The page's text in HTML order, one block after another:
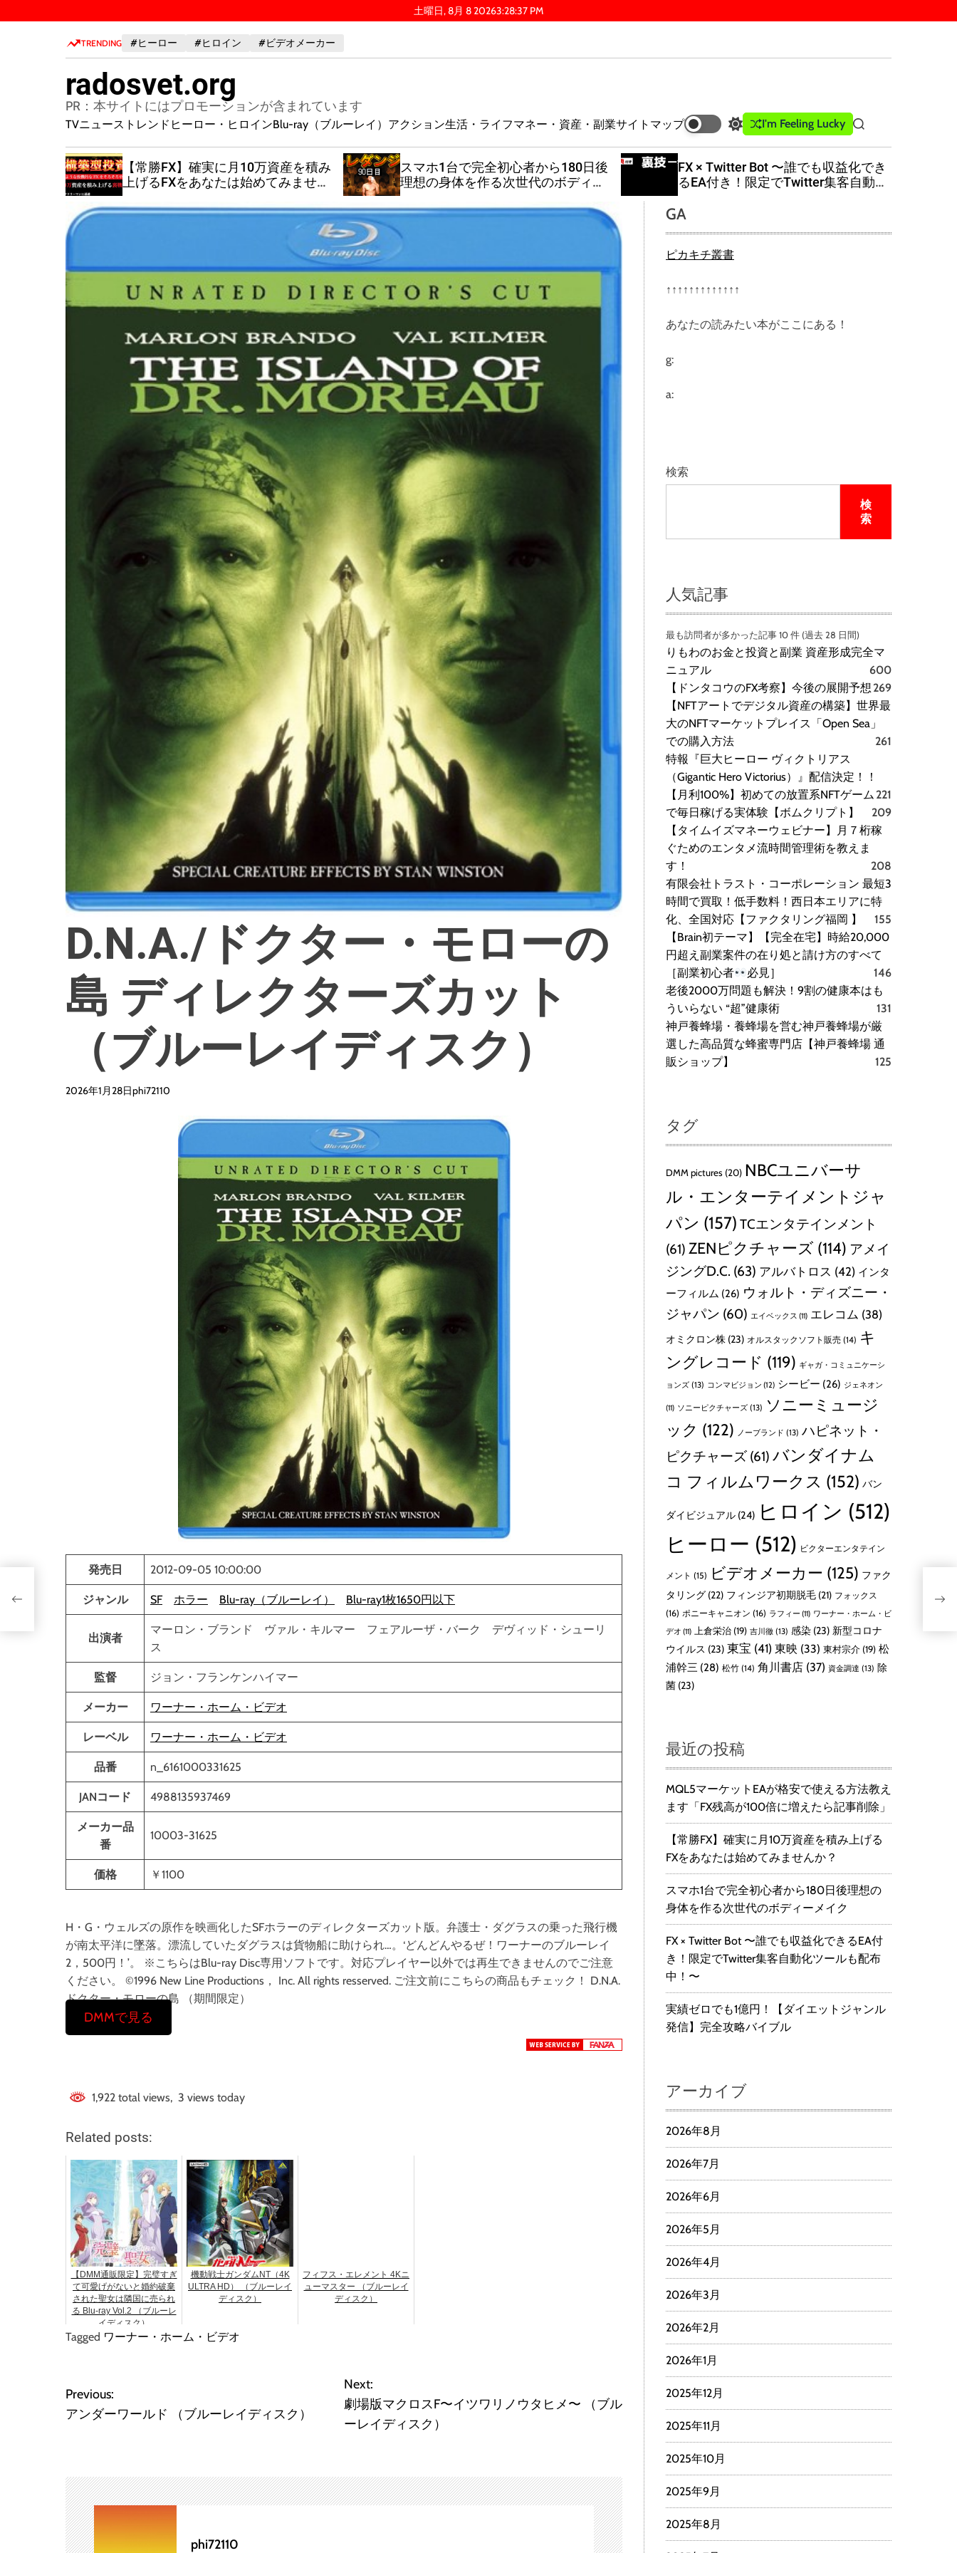
k
土曜日, 8月 8 20263:28:38 PM
TRENDING #ヒーロー #ヒロイン #ビデオメーカー
radosvet.org
PR：本サイトにはプロモーションが含まれています
TVニューストレンド ヒーロー・ヒロインBlu-ray（ブルーレイ） アクション生活・ライフマネー・資産・副業サイトマップ
S
w
t
c
o
o
m
e
I'm Feeling Lucky
S
e
r
c
【常勝FX】確実に月10万資産を積み
上げるFXをあなたは始めてみません
スマホ1台で完全初心者から180日後
理想の身体を作る次世代のボディー
FX × Twitter Bot 〜誰でも収益化でき
るEA付き！限定でTwitter集客自動化
D.N.A./ドクター・モローの
島 ディレクターズカット
（ブルーレイディスク）
2026年1月28日phi72110
発売日 2012-09-05 10:00:00
ジャンル SF ホラー Blu-ray（ブルーレイ） Blu-ray1枚1650円以下
出演者
マーロン・ブランド ヴァル・キルマー フェアルーザ・バーク デヴィッド・シューリ
ス
監督 ジョン・フランケンハイマー
メーカー ワーナー・ホーム・ビデオ
レーベル ワーナー・ホーム・ビデオ
品番 n_6161000331625
JANコード 4988135937469
メーカー品
番
10003-31625
価格 ￥1100
H・G・ウェルズの原作を映画化したSFホラーのディレクターズカット版。弁護士・ダグラスの乗った飛行機
が南太平洋に墜落。漂流していたダグラスは貨物船に助けられ…。‘どんどんやるぜ！ワーナーのブルーレイ
2，500円！’。 ※こちらはBlu-ray Disc専用ソフトです。対応プレイヤー以外では再生できませんのでご注意
ください。 ©1996 New Line Productions， Inc. All rights resserved. ご注文前にこちらの商品もチェック！ D.N.A.
ドクター・モローの島 （期間限定）
DMMで見る
1,922 total views, 3 views today
Related posts:
【DMM通販限定】完璧すぎ
て可愛げがないと婚約破棄
された聖女は隣国に売られ
る Blu-ray Vol.2 （ブルーレ
イディスク）
機動戦士ガンダムNT（4K
ULTRA HD） （ブルーレイ
ディスク）
フィフス・エレメント 4Kニ
ューマスター （ブルーレイ
ディスク）
Tagged ワーナー・ホーム・ビデオ
投
稿
ビ
ゲ
ー
Previous:
アンダーワールド （ブルーレイディスク）
Next:
劇場版マクロスF〜イツワリノウタヒメ〜 （ブル
ーレイディスク）
phi72110
GA
ピカキチ叢書
↑↑↑↑↑↑↑↑↑↑↑↑↑
あなたの読みたい本がここにある！
g:
a:
検索
検
索
人気記事
最も訪問者が多かった記事 10 件 (過去 28 日間)
りもわのお金と投資と副業 資産形成完全マ
ニュアル
600
【ドンタコウのFX考察】今後の展開予想 269
【NFTアートでデジタル資産の構築】世界最
大のNFTマーケットプレイス「Open Sea」
での購入方法
261
特報『巨大ヒーロー ヴィクトリアス
（Gigantic Hero Victorius）』配信決定！！
221
【月利100%】初めての放置系NFTゲーム
で毎日稼げる実体験【ボムクリプト】
209
【タイムイズマネーウェビナー】月７桁稼
ぐためのエンタメ流時間管理術を教えま
す！
208
有限会社トラスト・コーポレーション 最短3
時間で買取！低手数料！西日本エリアに特
化、全国対応【ファクタリング福岡 】
155
【Brain初テーマ】【完全在宅】時給20,000
円超え副業案件の在り処と請け方のすべて
［副業初心者
必見］
146
老後2000万問題も解決！9割の健康本はも
ういらない “超”健康術
131
神戸養蜂場・養蜂場を営む神戸養蜂場が厳
選した高品質な蜂蜜専門店【神戸養蜂場 通
販ショップ】
125
タグ
DMM pictures (20) NBCユニバーサ
ル・エンターテイメントジャ
パン (157) TCエンタテインメント
(61) ZENピクチャーズ (114) アメイ
ジングD.C. (63) アルバトロス (42) インタ
ーフィルム (26) ウォルト・ディズニー・
ジャパン (60) エイベックス (11) エレコム (38)
オミクロン株 (23) オルスタックソフト販売 (14) キ
ングレコード (119) ギャガ・コミュニケーシ
ョンズ (13) コンマビジョン (12) シービー (26) ジェネオン
(11) ソニーピクチャーズ (13) ソニーミュージ
ック (122) ノーブランド (13) ハピネット・
ピクチャーズ (61) バンダイナム
コ フィルムワークス (152) バン
ダイビジュアル (24) ヒロイン (512)
ヒーロー (512) ビクターエンタテイン
メント (15) ビデオメーカー (125) ファク
タリング (22) フィンジア初期脱毛 (21) フォックス
(16) ポニーキャニオン (16) ラフィー (11) ワーナー・ホーム・ビ
デオ (11) 上倉栄治 (19) 吉川徹 (13) 感染 (23) 新型コロナ
ウイルス (23) 東宝 (41) 東映 (33) 東村宗介 (19) 松
浦幹三 (28) 松竹 (14) 角川書店 (37) 資金調達 (13) 除
菌 (23)
最近の投稿
MQL5マーケットEAが格安で使える方法教え
ます「FX残高が100倍に増えたら記事削除」
【常勝FX】確実に月10万資産を積み上げる
FXをあなたは始めてみませんか？
スマホ1台で完全初心者から180日後理想の
身体を作る次世代のボディーメイク
FX × Twitter Bot 〜誰でも収益化できるEA付
き！限定でTwitter集客自動化ツールも配布
中！〜
実績ゼロでも1億円！【ダイエットジャンル
発信】完全攻略バイブル
アーカイブ
2026年8月
2026年7月
2026年6月
2026年5月
2026年4月
2026年3月
2026年2月
2026年1月
2025年12月
2025年11月
2025年10月
2025年9月
2025年8月
ヒ